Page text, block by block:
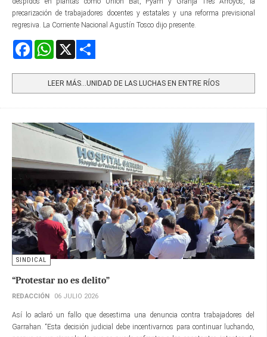
precarización de trabajadores docentes y estatales y una reforma previsional
regresiva. La Corriente Nacional Agustín Tosco dijo presente.
FacebookWhatsApp
LEER MÁS…UNIDAD DE LAS LUCHAS EN ENTRE RÍOS
SINDICAL
“Protestar no es delito”
REDACCIÓN 06 JULIO 2026
Así lo aclaró un fallo que desestima una denuncia contra trabajadores del
Garrahan. “Esta decisión judicial debe incentivarnos para continuar luchando,